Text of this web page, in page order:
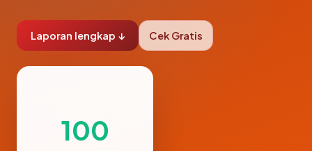
Laporan lengkap ↓ Cek Gratis
100